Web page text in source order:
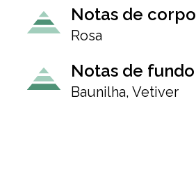
Notas de corpo
Rosa
Notas de fundo
Baunilha, Vetiver